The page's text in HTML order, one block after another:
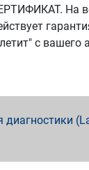
На
с вашего